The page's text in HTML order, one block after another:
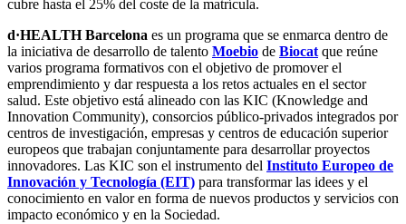
cubre hasta el 25% del coste de la matrícula.
d·HEALTH Barcelona es un programa que se enmarca dentro de
la iniciativa de desarrollo de talento Moebio de Biocatque reúne
varios programa formativos con el objetivo de promover el
emprendimiento y dar respuesta a los retos actuales en el sector
salud. Este objetivo está alineado con las KIC (Knowledge and
Innovation Community), consorcios público-privados integrados por
centros de investigación, empresas y centros de educación superior
europeos que trabajan conjuntamente para desarrollar proyectos
innovadores. Las KIC son el instrumento del Instituto Europeo de
Innovación y Tecnología (EIT) para transformar las idees y el
conocimiento en valor en forma de nuevos productos y servicios con
impacto económico y en la Sociedad.